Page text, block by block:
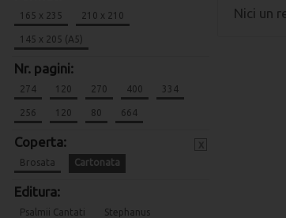
165 x 235 210 x 210
145 x 205 (A5)
Nr. pagini:
274 120 270 400 334
256 120 80 664
Coperta:
Brosata Cartonata
Editura:
Psalmii Cantati Stephanus
Nici un